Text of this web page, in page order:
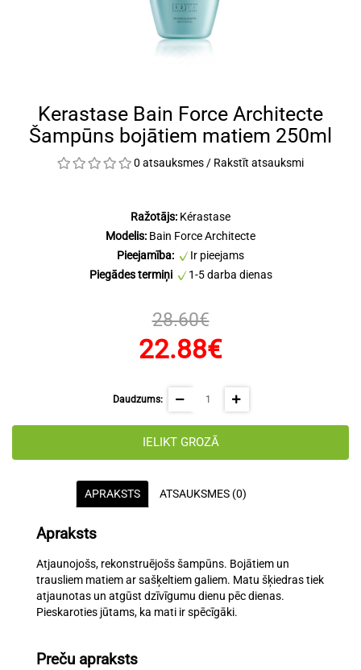
Kerastase Bain Force Architecte
Šampūns bojātiem matiem 250ml
0 atsauksmes / Rakstīt atsauksmi
Ražotājs: Kérastase
Modelis: Bain Force Architecte
Pieejamība:
Ir pieejams
Piegādes termiņi
1-5 darba dienas
28.60€
22.88€
Daudzums:
IELIKT GROZĀ
APRAKSTS ATSAUKSMES (0)
Apraksts
Atjaunojošs, rekonstruējošs šampūns. Bojātiem un
trausliem matiem ar sašķeltiem galiem. Matu šķiedras tiek
atjaunotas un atgūst dzīvīgumu dienu pēc dienas.
Pieskaroties jūtams, ka mati ir spēcīgāki.
Preču apraksts